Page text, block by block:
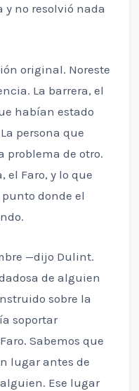
y no resolvió nada
original. Noreste
La barrera, el
habían estado
persona que
problema de otro.
el Faro, y lo que
donde el
—dijo Dulint.
de alguien
sobre la
soportar
Sabemos que
lugar antes de
Ese lugar